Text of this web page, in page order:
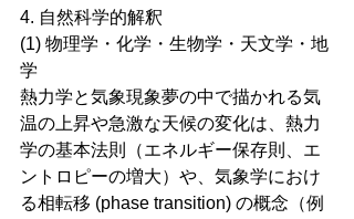
4. 自然科学的解釈
(1) 物理学・化学・生物学・天文学・地
学
熱力学と気象現象夢の中で描かれる気
温の上昇や急激な天候の変化は、熱力
学の基本法則（エネルギー保存則、エ
ントロピーの増大）や、気象学におけ
る相転移 (phase transition) の概念（例